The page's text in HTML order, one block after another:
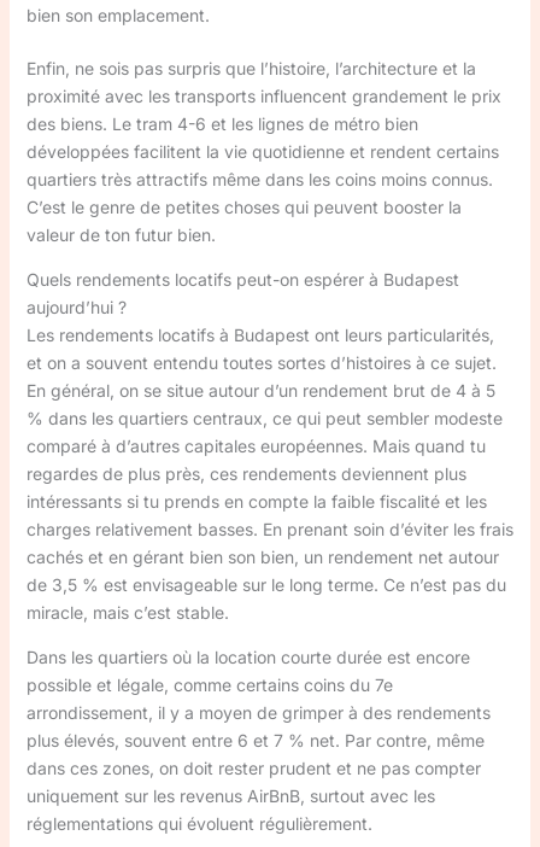
bien son emplacement.
Enfin, ne sois pas surpris que l’histoire, l’architecture et la
proximité avec les transports influencent grandement le prix
des biens. Le tram 4-6 et les lignes de métro bien
développées facilitent la vie quotidienne et rendent certains
quartiers très attractifs même dans les coins moins connus.
C’est le genre de petites choses qui peuvent booster la
valeur de ton futur bien.
Quels rendements locatifs peut-on espérer à Budapest
aujourd’hui ?
Les rendements locatifs à Budapest ont leurs particularités,
et on a souvent entendu toutes sortes d’histoires à ce sujet.
En général, on se situe autour d’un rendement brut de 4 à 5
% dans les quartiers centraux, ce qui peut sembler modeste
comparé à d’autres capitales européennes. Mais quand tu
regardes de plus près, ces rendements deviennent plus
intéressants si tu prends en compte la faible fiscalité et les
charges relativement basses. En prenant soin d’éviter les frais
cachés et en gérant bien son bien, un rendement net autour
de 3,5 % est envisageable sur le long terme. Ce n’est pas du
miracle, mais c’est stable.
Dans les quartiers où la location courte durée est encore
possible et légale, comme certains coins du 7e
arrondissement, il y a moyen de grimper à des rendements
plus élevés, souvent entre 6 et 7 % net. Par contre, même
dans ces zones, on doit rester prudent et ne pas compter
uniquement sur les revenus AirBnB, surtout avec les
réglementations qui évoluent régulièrement.